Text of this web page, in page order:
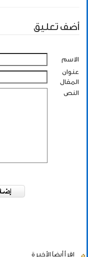
أضف تعليق
الاسم
عنوان
المقال
النص
اقرأ أيضاً الأخيرة